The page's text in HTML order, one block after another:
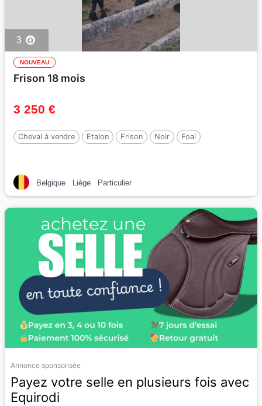
3
NOUVEAU
Frison 18 mois
3 250 €
Cheval à vendre Etalon Frison Noir Foal
Belgique Liège Particulier
Annonce sponsorisée
Payez votre selle en plusieurs fois avec
Equirodi